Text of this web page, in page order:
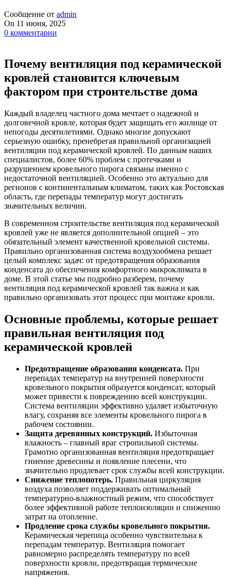
Сообщение от admin
On 11 июня, 2025
0 комментарии
Почему вентиляция под керамической
кровлей становится ключевым
фактором при строительстве дома
Каждый владелец частного дома мечтает о надежной и
долговечной кровле, которая будет защищать его жилище от
непогоды десятилетиями. Однако многие допускают
серьезную ошибку, пренебрегая правильной организацией
вентиляции под керамической кровлей. По данным наших
специалистов, более 60% проблем с протечками и
разрушением кровельного пирога связаны именно с
недостаточной вентиляцией. Особенно это актуально для
регионов с континентальным климатом, таких как Ростовская
область, где перепады температур могут достигать
значительных величин.
В современном строительстве вентиляция под керамической
кровлей уже не является дополнительной опцией – это
обязательный элемент качественной кровельной системы.
Правильно организованная система воздухообмена решает
целый комплекс задач: от предотвращения образования
конденсата до обеспечения комфортного микроклимата в
доме. В этой статье мы подробно разберем, почему
вентиляция под керамической кровлей так важна и как
правильно организовать этот процесс при монтаже кровли.
Основные проблемы, которые решает
правильная вентиляция под
керамической кровлей
Предотвращение образования конденсата. При
перепадах температур на внутренней поверхности
кровельного покрытия образуется конденсат, который
может привести к повреждению всей конструкции.
Система вентиляции эффективно удаляет избыточную
влагу, сохраняя все элементы кровельного пирога в
рабочем состоянии.
Защита деревянных конструкций. Избыточная
влажность – главный враг стропильной системы.
Грамотно организованная вентиляция предотвращает
гниение древесины и появление плесени, что
значительно продлевает срок службы всей конструкции.
Снижение теплопотерь. Правильная циркуляция
воздуха позволяет поддерживать оптимальный
температурно-влажностный режим, что способствует
более эффективной работе теплоизоляции и снижению
затрат на отопление.
Продление срока службы кровельного покрытия.
Керамическая черепица особенно чувствительна к
перепадам температур. Вентиляция помогает
равномерно распределять температуру по всей
поверхности кровли, предотвращая термические
напряжения.